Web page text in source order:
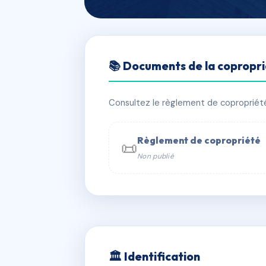
RESIDENCE
📍 98 av du general leclerc 77330
📞 Contacter Syndic Digital
📚 Documents de la
Consultez le règlement de
📜Règlement de copropriété
Non publié
🏛 Identification